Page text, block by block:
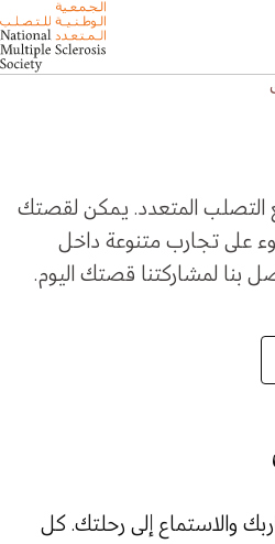
التصلب المتعدد. يمكن لقصتك
على تجارب متنوعة داخل
بنا لمشاركتنا قصتك اليوم.
والاستماع إلى رحلتك. كل